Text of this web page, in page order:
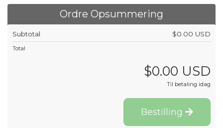
Ordre Opsummering
Subtotal $0.00 USD
Total
$0.00 USD
Til betaling idag
Bestilling